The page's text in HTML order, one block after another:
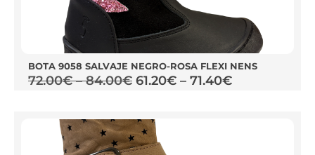
BOTA 9058 SALVAJE NEGRO-ROSA FLEXI NENS
72.00€ – 84.00€ 61.20€ – 71.40€